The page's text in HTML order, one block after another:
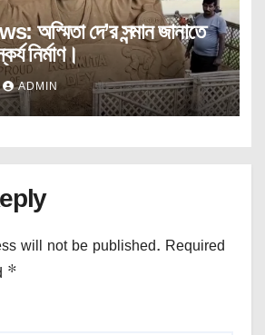
দে’র সন্মান জানাতে
নির্মাণ।
ADMIN
will not be published. Required
*